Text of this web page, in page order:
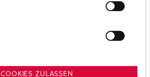
COOKIES ZULASSEN